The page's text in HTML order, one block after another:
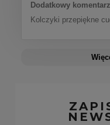
Dodatkowy
Kolczyki przepiękne